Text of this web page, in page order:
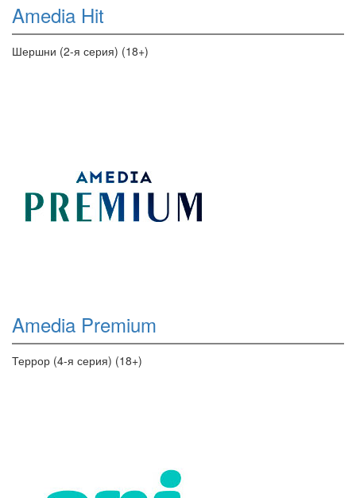
Amedia Hit
Шершни (2-я серия) (18+)
Amedia Premium
Террор (4-я серия) (18+)